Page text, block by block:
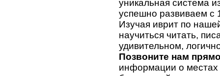
уникальная система
успешно развиваем с
Изучая иврит по
научиться читать,
удивительном,
Позвоните нам
информации о местах